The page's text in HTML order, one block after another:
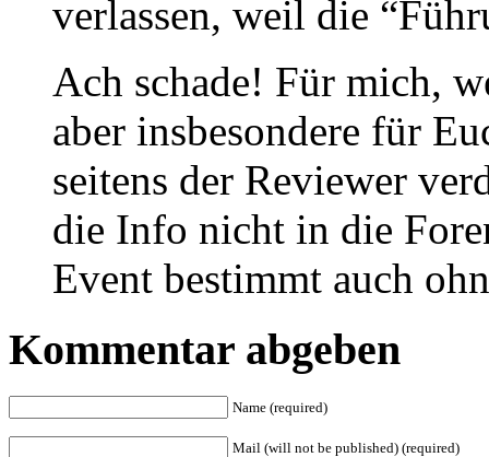
verlassen, weil die
Ach schade! Für mich,
aber insbesondere für
seitens der Reviewer
die Info nicht in die
Event bestimmt auch
Kommentar abgeben
Name (required)
Mail (will not be published) (required)